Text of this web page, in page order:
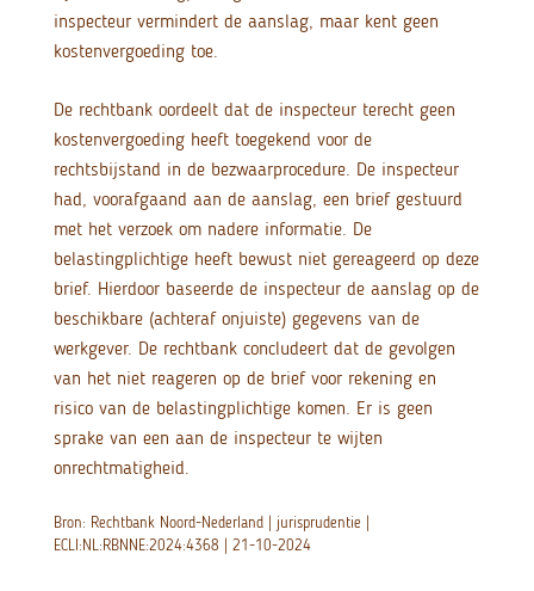
inspecteur vermindert de aanslag, maar kent geen
kostenvergoeding toe.
De rechtbank oordeelt dat de inspecteur terecht geen
kostenvergoeding heeft toegekend voor de
rechtsbijstand in de bezwaarprocedure. De inspecteur
had, voorafgaand aan de aanslag, een brief gestuurd
met het verzoek om nadere informatie. De
belastingplichtige heeft bewust niet gereageerd op deze
brief. Hierdoor baseerde de inspecteur de aanslag op de
beschikbare (achteraf onjuiste) gegevens van de
werkgever. De rechtbank concludeert dat de gevolgen
van het niet reageren op de brief voor rekening en
risico van de belastingplichtige komen. Er is geen
sprake van een aan de inspecteur te wijten
onrechtmatigheid.
Bron: Rechtbank Noord-Nederland | jurisprudentie |
ECLI:NL:RBNNE:2024:4368 | 21-10-2024